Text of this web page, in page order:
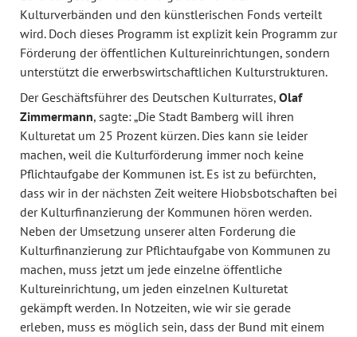
Kulturverbänden und den künstlerischen Fonds verteilt
wird. Doch dieses Programm ist explizit kein Programm zur
Förderung der öffentlichen Kultureinrichtungen, sondern
unterstützt die erwerbswirtschaftlichen Kulturstrukturen.
Der Geschäftsführer des Deutschen Kulturrates, Olaf
Zimmermann, sagte: „Die Stadt Bamberg will ihren
Kulturetat um 25 Prozent kürzen. Dies kann sie leider
machen, weil die Kulturförderung immer noch keine
Pflichtaufgabe der Kommunen ist. Es ist zu befürchten,
dass wir in der nächsten Zeit weitere Hiobsbotschaften bei
der Kulturfinanzierung der Kommunen hören werden.
Neben der Umsetzung unserer alten Forderung die
Kulturfinanzierung zur Pflichtaufgabe von Kommunen zu
machen, muss jetzt um jede einzelne öffentliche
Kultureinrichtung, um jeden einzelnen Kulturetat
gekämpft werden. In Notzeiten, wie wir sie gerade
erleben, muss es möglich sein, dass der Bund mit einem